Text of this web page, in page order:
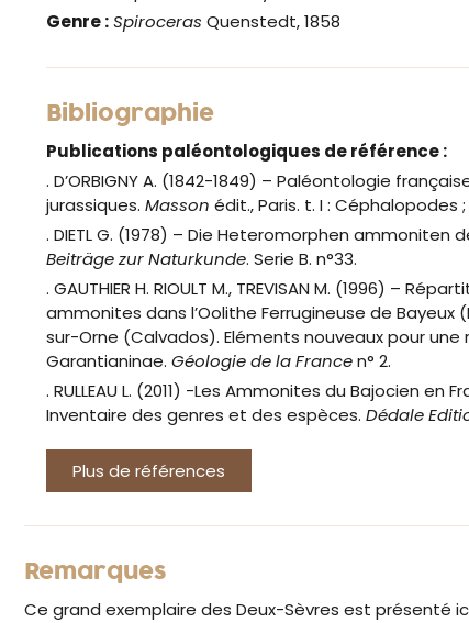
Genre :Spiroceras Quenstedt, 1858
Bibliographie
Publications paléontologiques de référence :
. D’ORBIGNY A. (1842-1849) – Paléontologie
jurassiques. Masson édit., Paris. t. I : Céphalopodes
. DIETL G. (1978) – Die Heteromorphen ammoniten
Beiträge zur Naturkunde. Serie B. n°33.
. GAUTHIER H. RIOULT M., TREVISAN M. (1996) –
ammonites dans l’Oolithe Ferrugineuse de Bayeux
sur-Orne (Calvados). Eléments nouveaux pour une
Garantianinae. Géologie de la Francen° 2.
. RULLEAU L. (2011) -Les Ammonites du Bajocien en
Inventaire des genres et des espèces. Dédale
Plus de références
Remarques
Ce grand exemplaire des Deux-Sèvres est présenté